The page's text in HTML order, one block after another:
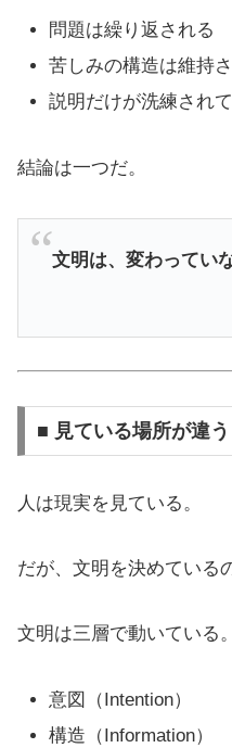
問題は繰り返される
苦しみの構造は維持
説明だけが洗練されて
結論は一つだ。
文明は、変わっていな
■ 見ている場所が違う
人は現実を見ている。
だが、文明を決めている
文明は三層で動いている。
意図（Intention）
構造（Information）